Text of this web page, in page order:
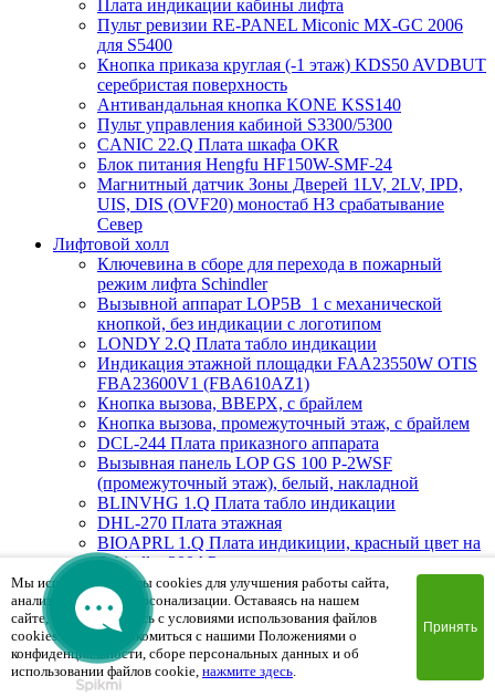
Плата индикации кабины лифта
Пульт ревизии RE-PANEL Miconic MX-GC 2006
для S5400
Кнопка приказа круглая (-1 этаж) KDS50 AVDBUT
серебристая поверхность
Антивандальная кнопка KONE KSS140
Пульт управления кабиной S3300/5300
CANIC 22.Q Плата шкафа OKR
Блок питания Hengfu HF150W-SMF-24
Магнитный датчик Зоны Дверей 1LV, 2LV, IPD,
UIS, DIS (OVF20) моностаб НЗ срабатывание
Cевер
Лифтовой холл
Ключевина в сборе для перехода в пожарный
режим лифта Schindler
Вызывной аппарат LOP5B_1 с механической
кнопкой, без индикации с логотипом
LONDY 2.Q Плата табло индикации
Индикация этажной площадки FAA23550W OTIS
FBA23600V1 (FBA610AZ1)
Кнопка вызова, ВВЕРХ, с брайлем
Кнопка вызова, промежуточный этаж, с брайлем
DCL-244 Плата приказного аппарата
Вызывная панель LOP GS 100 P-2WSF
(промежуточный этаж), белый, накладной
BLINVHG 1.Q Плата табло индикации
DHL-270 Плата этажная
BIOAPRL 1.Q Плата индикиции, красный цвет на
Schindler 300AP
Вызывная панель LOP GS 300 PG-2BSF (Вверх/
Вниз), белый, врезной
MAD1.Q Плата индикации
Вызывная панель PSF8524CLOP.2 (пожарная
мет.кнопки) 85х240х2mm
FHS0DWF Плата вызывной панели сегментная
Мы используем файлы cookies для улучшения работы сайта,
анализа трафика и персонализации. Оставаясь на нашем
сайте, вы соглашаетесь с условиями использования файлов
cookies. Чтобы ознакомиться с нашими Положениями о
конфиденциальности, сборе персональных данных и об
использовании файлов cookie, нажмите здесь.
Принять